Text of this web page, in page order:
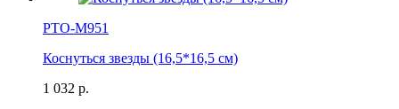
РТО-М951
Коснуться звезды (16,5*16,5 см)
1 032 р.